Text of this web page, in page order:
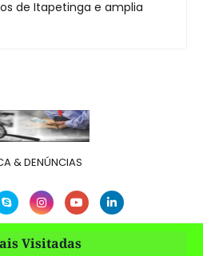
de Itapetinga e amplia
& DENÚNCIAS
Visitadas